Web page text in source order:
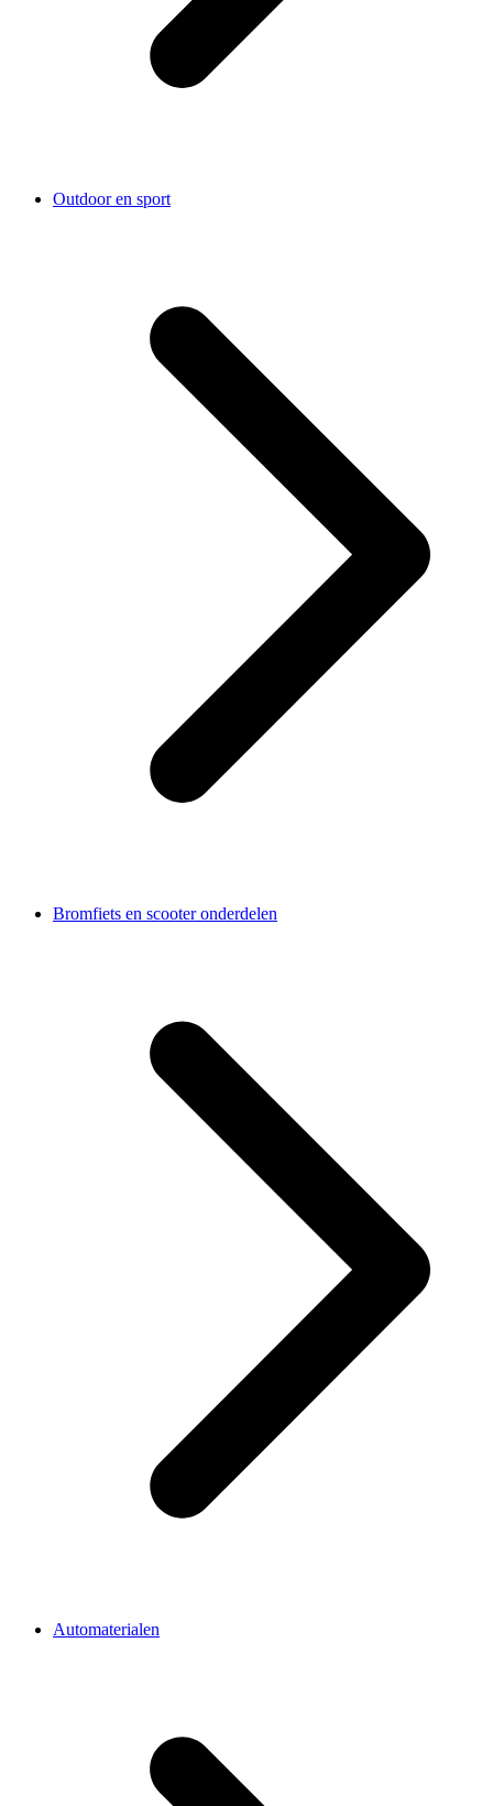
Outdoor en sport
Bromfiets en scooter onderdelen
Automaterialen